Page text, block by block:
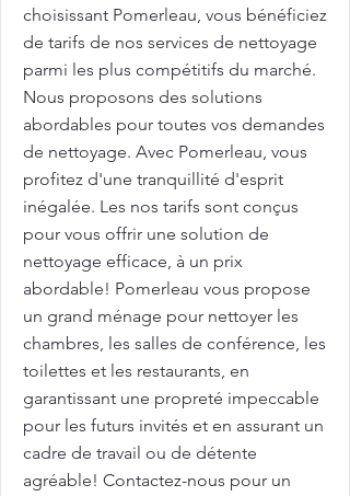
choisissant Pomerleau, vous bénéficiez
de tarifs de nos services de nettoyage
parmi les plus compétitifs du marché.
Nous proposons des solutions
abordables pour toutes vos demandes
de nettoyage. Avec Pomerleau, vous
profitez d'une tranquillité d'esprit
inégalée. Les nos tarifs sont conçus
pour vous offrir une solution de
nettoyage efficace, à un prix
abordable! Pomerleau vous propose
un grand ménage pour nettoyer les
chambres, les salles de conférence, les
toilettes et les restaurants, en
garantissant une propreté impeccable
pour les futurs invités et en assurant un
cadre de travail ou de détente
agréable! Contactez-nous pour un